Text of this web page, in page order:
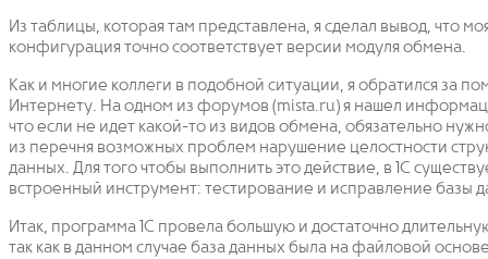
Из таблицы, которая там представлена, я сделал вывод, что
конфигурация точно соответствует версии модуля обмена.
Как и многие коллеги в подобной ситуации, я обратился за
Интернету. На одном из форумов (mista.ru) я нашел
что если не идет какой-то из видов обмена, обязательно
из перечня возможных проблем нарушение целостности
данных. Для того чтобы выполнить это действие, в 1С
встроенный инструмент: тестирование и исправление базы
Итак, программа 1С провела большую и достаточно
так как в данном случае база данных была на файловой